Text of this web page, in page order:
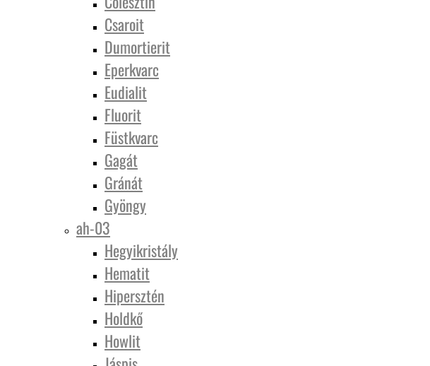
Csaroit
Dumortierit
Eperkvarc
Eudialit
Fluorit
Füstkvarc
Gagát
Gránát
Gyöngy
ah-03
Hegyikristály
Hematit
Hipersztén
Holdkő
Howlit